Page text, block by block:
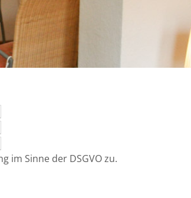
im Sinne der DSGVO zu.